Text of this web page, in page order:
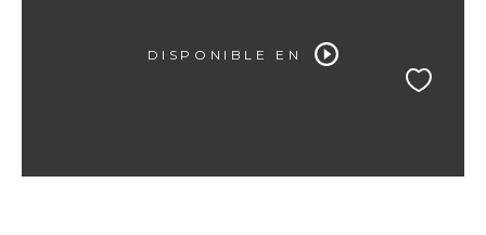
DISPONIBLE EN